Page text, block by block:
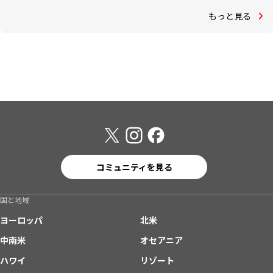
もっと見る
コミュニティを見る
国と地域
ヨーロッパ
北米
中南米
オセアニア
ハワイ
リゾート